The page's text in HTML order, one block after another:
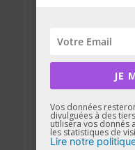
JE
Vos données
divulguées à des
utilisera vos donnés
les statistiques de
Lire notre